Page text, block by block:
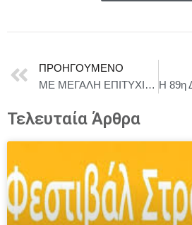
ΠΡΟΗΓΟΎΜΕΝΟ
ΜΕ ΜΕΓΑΛΗ ΕΠΙΤΥΧΙΑ Η ΕΚΘΕΣΗ PSAKOUDIA BIO #1
Τελευταία Άρθρα